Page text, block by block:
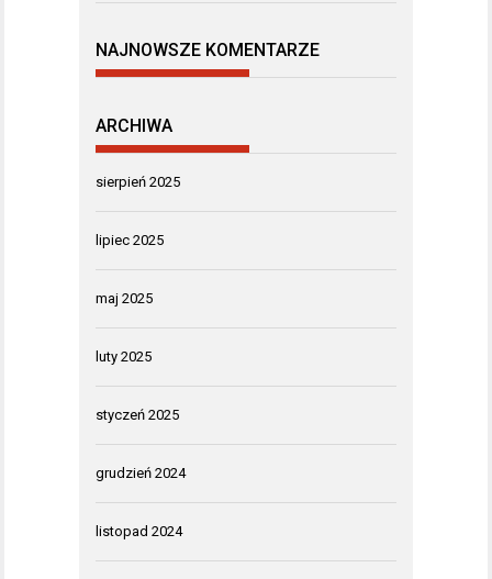
NAJNOWSZE KOMENTARZE
ARCHIWA
sierpień 2025
lipiec 2025
maj 2025
luty 2025
styczeń 2025
grudzień 2024
listopad 2024